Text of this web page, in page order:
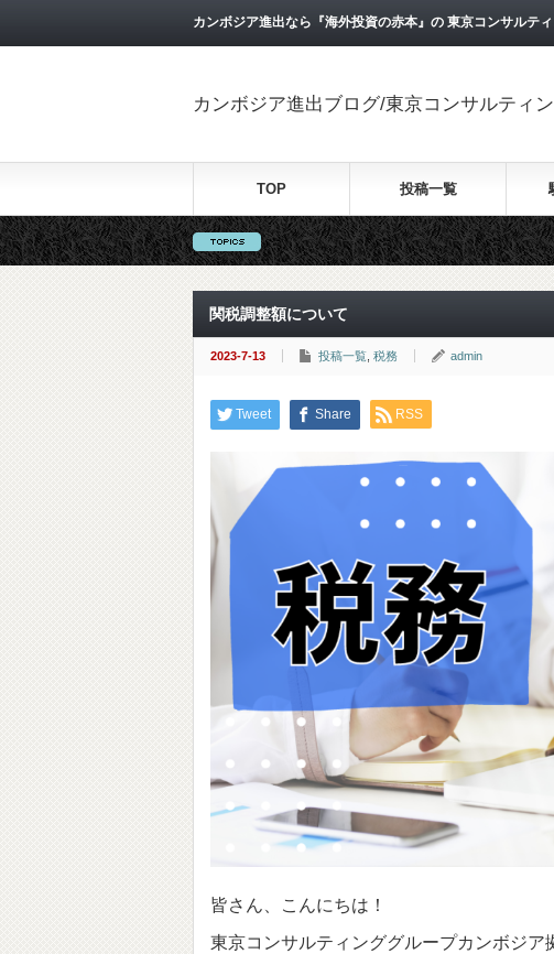
カンボジア進出なら『海外投資の赤本』の 東京コンサルテ
カンボジア進出ブログ/東京コンサルティ
TOP 投稿一覧
関税調整額について
2023-7-13 投稿一覧 税務 admin
Tweet Share RSS
皆さん、こんにちは！
東京コンサルティンググループカンボジア